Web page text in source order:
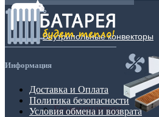
Внутрипольные конвекторы
Без вентилятора
Информация
Доставка и Оплата
Политика безопасности
Условия обмена и возврата